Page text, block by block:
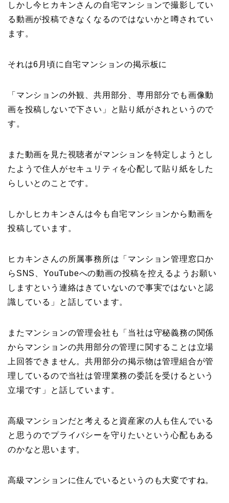
しかし今ヒカキンさんの自宅マンションで撮影してい
る動画が投稿できなくなるのではないかと噂されてい
ます。
それは6月頃に自宅マンションの掲示板に
「マンションの外観、共用部分、専用部分でも画像動
画を投稿しないで下さい」と貼り紙がされというので
す。
また動画を見た視聴者がマンションを特定しようとし
たようで住人がセキュリティを心配して貼り紙をした
らしいとのことです。
しかしヒカキンさんは今も自宅マンションから動画を
投稿しています。
ヒカキンさんの所属事務所は「マンション管理窓口か
らSNS、YouTubeへの動画の投稿を控えるようお願い
しますという連絡はきていないので事実ではないと認
識している」と話しています。
またマンションの管理会社も「当社は守秘義務の関係
からマンションの共用部分の管理に関することは立場
上回答できません。共用部分の掲示物は管理組合が管
理しているので当社は管理業務の委託を受けるという
立場です」と話しています。
高級マンションだと考えると資産家の人も住んでいる
と思うのでプライバシーを守りたいという心配もある
のかなと思います。
高級マンションに住んでいるというのも大変ですね。